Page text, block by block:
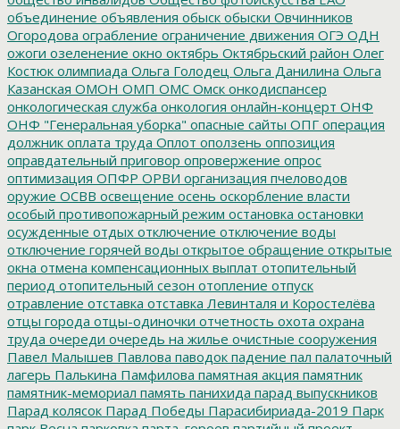
объединение объявления обыск обыски Овчинников
Огородова ограбление ограничение движения ОГЭ ОДН
ожоги озеленение окно октябрь Октябрьский район Олег
Костюк олимпиада Ольга Голодец Ольга Данилина Ольга
Казанская ОМОН ОМП ОМС Омск онкодиспансер
онкологическая служба онкология онлайн-концерт ОНФ
ОНФ "Генеральная уборка" опасные сайты ОПГ операция
должник оплата труда Оплот оползень оппозиция
оправдательный приговор опровержение опрос
оптимизация ОПФР ОРВИ организация пчеловодов
оружие ОСВВ освещение осень оскорбление власти
особый противопожарный режим остановка остановки
осужденные отдых отключение отключение воды
отключение горячей воды открытое обращение открытые
окна отмена компенсационных выплат отопительный
период отопительный сезон отопление отпуск
отравление отставка отставка Левинталя и Коростелёва
отцы города отцы-одиночки отчетность охота охрана
труда очереди очередь на жилье очистные сооружения
Павел Малышев Павлова паводок падение пал палаточный
лагерь Палькина Памфилова памятная акция памятник
памятник-мемориал память панихида парад выпускников
Парад колясок Парад Победы Парасибириада-2019 Парк